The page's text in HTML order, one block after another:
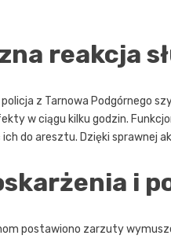
reakcja
z Tarnowa Podgórnego
w ciągu kilku godzin.
do aresztu. Dzięki sprawnej
i
postawiono zarzuty